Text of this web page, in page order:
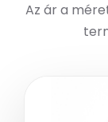
Az ár a